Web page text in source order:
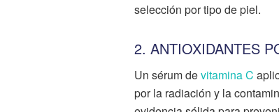
selección por tipo de piel.
2. ANTIOXIDANTES
Un sérum devitamina C
por la radiación y la